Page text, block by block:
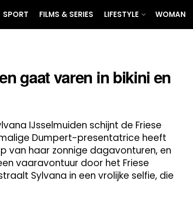
SPORT FILMS & SERIES LIFESTYLE WOMAN
gaat varen in bikini en
IJsselmuiden schijnt de Friese
Dumpert-presentatrice heeft
van haar zonnige dagavonturen, en
vaaravontuur door het Friese
Sylvana in een vrolijke selfie, die